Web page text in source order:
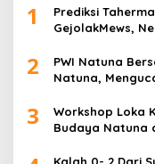
1
Prediksi
GejolakMews,
2
PWI Natuna
Natuna,
dan Insan Pers
3
Workshop Loka
Budaya Natuna